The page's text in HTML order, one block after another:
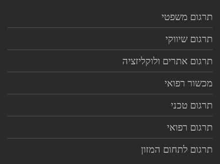
תרגום משפטי
תרגום שיווקי
תרגום אתרים ולוקליזציה
מכשור רפואי
תרגום טכני
תרגום רפואי
תרגום לתחום המזון